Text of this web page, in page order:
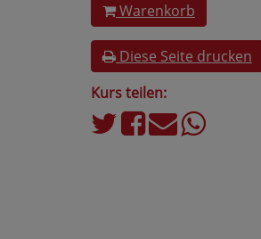
Warenkorb
Diese Seite drucken
Kurs teilen: